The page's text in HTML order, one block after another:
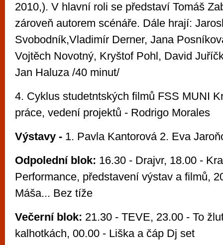
2010,). V hlavní roli se představí Tomáš
zároveň autorem scénáře. Dále hrají:
Svobodník,Vladimír Derner, Jana
Vojtěch Novotný, Kryštof Pohl, David
Jan Haluza /40 minut/
4. Cyklus studetntských filmů FSS MUNI
práce, vedení projektů - Rodrigo Morales
Výstavy - 1. Pavla Kantorová 2. Eva
Odpolední blok: 16.30 - Drajvr, 18.00 -
Performance, představení výstav a filmů,
Máša... Bez tíže
Večerní blok: 21.30 - TEVE, 23.00 - To
kalhotkách, 00.00 - Liška a čáp Dj set